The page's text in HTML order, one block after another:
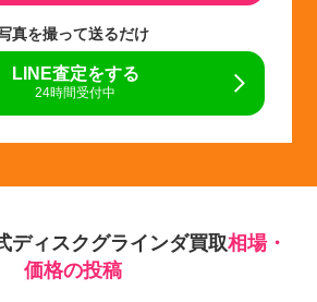
真を撮って送るだけ
LINE査定をする
24時間受付中
ディスクグラインダ買取相場・
価格の投稿